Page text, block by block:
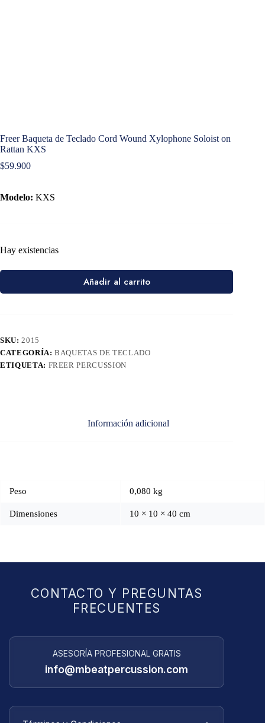
Freer Baqueta de Teclado Cord Wound Xylophone Soloist on
Rattan KXS
$59.900
Modelo: KXS
Hay existencias
Añadir al carrito
SKU:2015
CATEGORÍA:BAQUETAS DE TECLADO
ETIQUETA: FREER PERCUSSION
Información adicional
Peso 0,080 kg
Dimensiones 10 × 10 × 40 cm
CONTACTO Y PREGUNTAS
FRECUENTES
ASESORÍA PROFESIONAL GRATIS
info@mbeatpercussion.com